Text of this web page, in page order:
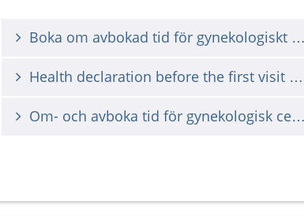
Boka om avbokad tid för
Health declaration before the first visit during pregnancy
Om- och avboka tid för